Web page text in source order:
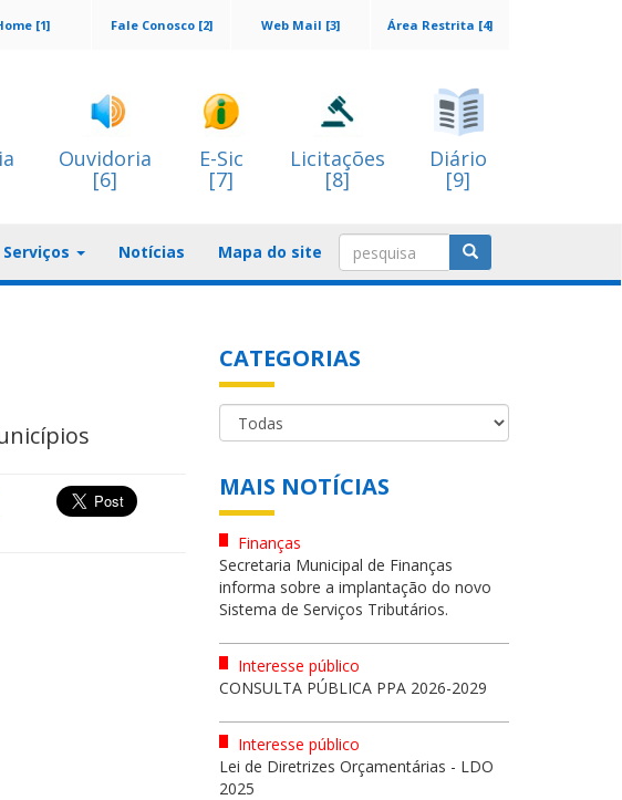
Área Restrita [4]
Web Mail [3]
Fale Conosco [2]
[1]
Ouvidoria
[6]
E-Sic
[7]
Licitações
[8]
Diário
[9]
Serviços Notícias Mapa do site
CATEGORIAS
MAIS NOTÍCIAS
Finanças
Secretaria Municipal de Finanças
informa sobre a implantação do novo
Sistema de Serviços Tributários.
Interesse público
CONSULTA PÚBLICA PPA 2026-2029
Interesse público
Lei de Diretrizes Orçamentárias - LDO
2025